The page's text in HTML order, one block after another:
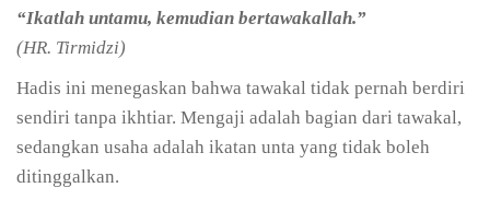
“Ikatlah untamu, kemudian bertawakallah.”
(HR. Tirmidzi)
Hadis ini menegaskan bahwa tawakal tidak pernah berdiri
sendiri tanpa ikhtiar. Mengaji adalah bagian dari tawakal,
sedangkan usaha adalah ikatan unta yang tidak boleh
ditinggalkan.